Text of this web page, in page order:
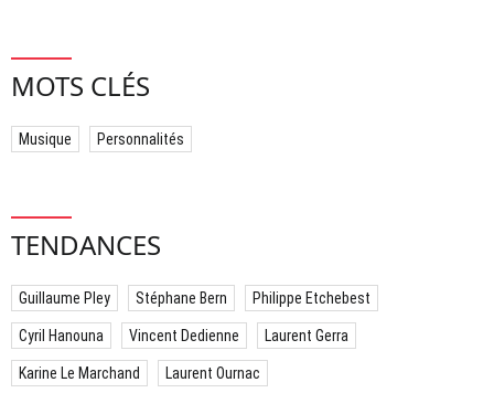
MOTS CLÉS
Musique Personnalités
TENDANCES
Guillaume Pley Stéphane Bern Philippe Etchebest
Cyril Hanouna Vincent Dedienne Laurent Gerra
Karine Le Marchand Laurent Ournac